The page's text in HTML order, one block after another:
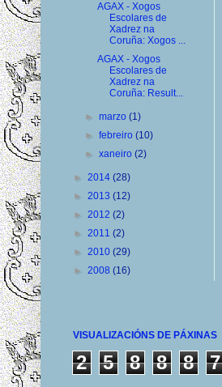
AGAX - Xogos
Escolares de
Xadrez na
Coruña: Xogos ...
AGAX - Xogos
Escolares de
Xadrez na
Coruña: Result...
►marzo(1)
►febreiro(10)
►xaneiro(2)
► 2014 (28)
► 2013 (12)
► 2012 (2)
► 2011 (2)
► 2010 (29)
► 2008 (16)
VISUALIZACIÓNS DE PÁXINAS
2 5 8 8 8 7